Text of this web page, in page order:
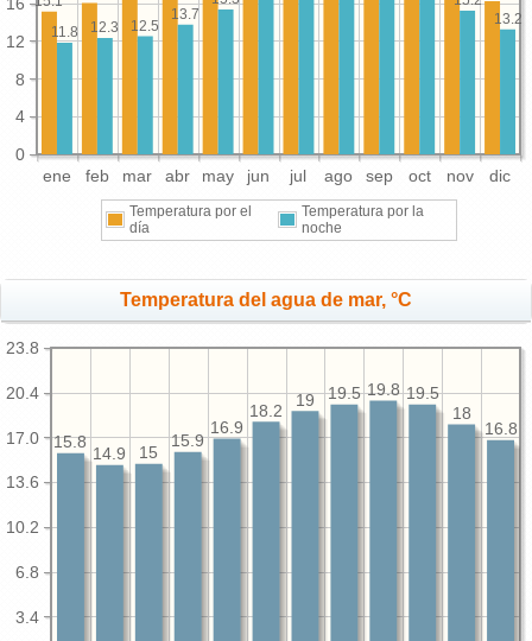
ene feb mar abr may jun jul ago sep oct nov dic
0
4
8
12
13.2
13.7
12.5
12.3
11.8
Temperatura por el
día
Temperatura por la
noche
Temperatura del agua de mar, °C
3.4
6.8
10.2
13.6
17.0
20.4
23.8
16.8
18
19.5
19.8
19.5
19
18.2
16.9
15.9
15
14.9
15.8